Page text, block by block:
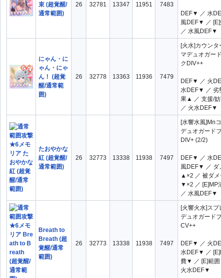
束 (超覚醒/
通常範囲)
26 32781 13347 11951 7483
DEF▼ ／ 水
風DEF▼ ／
／ 水風DEF▼
にゃん・に
ゃん・にゃ
ん！ (超覚
醒/通常範
囲)
26 32778 13363 11936 7479
[火水]カウンタ
マデュオガー
クDIV++
DEF▼ ／ 火
水DEF▼ ／ 劣
果▲ ／ 支援/
／ 火水DEF▼
たおやかな
紅 (超覚醒/
通常範囲)
26 32773 13338 11938 7497
[水響水風]Mn
デュオガード
DIV+ (2/2)
DEF▼ ／ 水
風DEF▼ ／ ダ
▲×2 ／ 被ダメ
▼×2 ／ [E]MP
／ 水風DEF▼
Breath to
Breath (超
覚醒/通常
範囲)
26 32773 13338 11938 7497
[火響火水]スプ
デュオガード
CV++
DEF▼ ／ 火
水DEF▼ ／
費▼ ／ [E]範
火水DEF▼